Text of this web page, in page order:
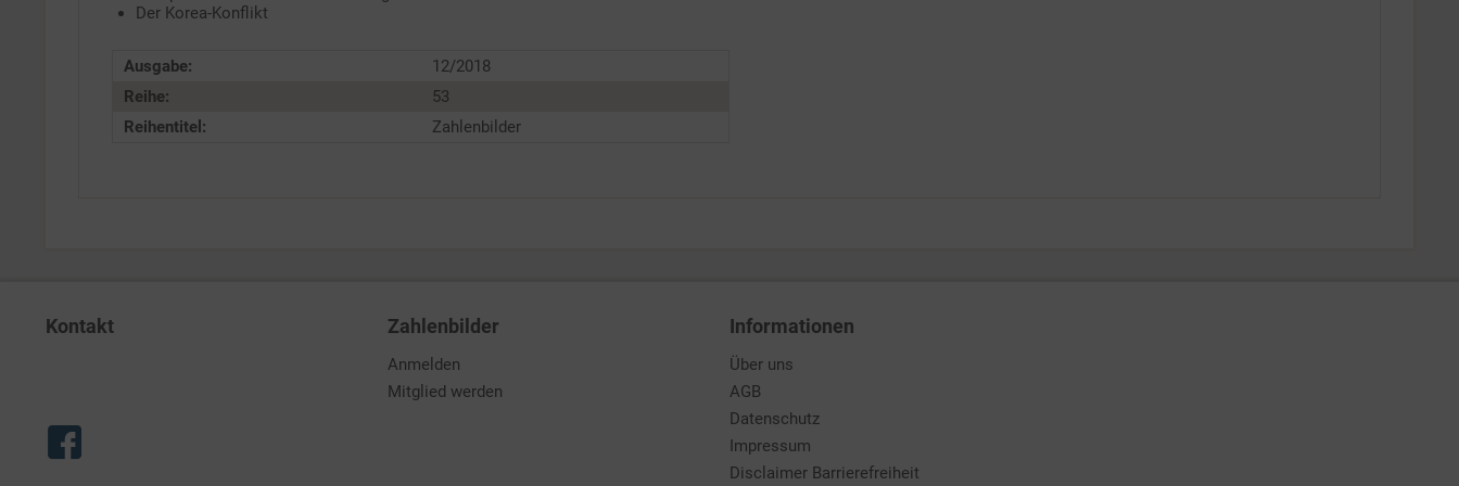
Der Korea-Konflikt
Ausgabe:
12/2018
Reihe:
53
Reihentitel:
Zahlenbilder
Kontakt Zahlenbilder
Anmelden
Mitglied werden
Informationen
Über uns
AGB
Datenschutz
Impressum
Disclaimer Barrierefreiheit